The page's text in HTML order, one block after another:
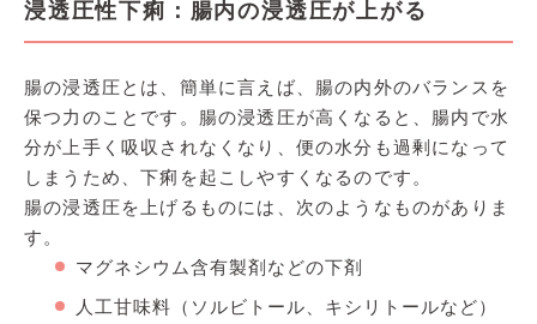
浸透圧性下痢：腸内の浸透圧が上がる
腸の浸透圧とは、簡単に言えば、腸の内外のバランスを
保つ力のことです。腸の浸透圧が高くなると、腸内で水
分が上手く吸収されなくなり、便の水分も過剰になって
しまうため、下痢を起こしやすくなるのです。
腸の浸透圧を上げるものには、次のようなものがありま
す。
マグネシウム含有製剤などの下剤
人工甘味料（ソルビトール、キシリトールなど）